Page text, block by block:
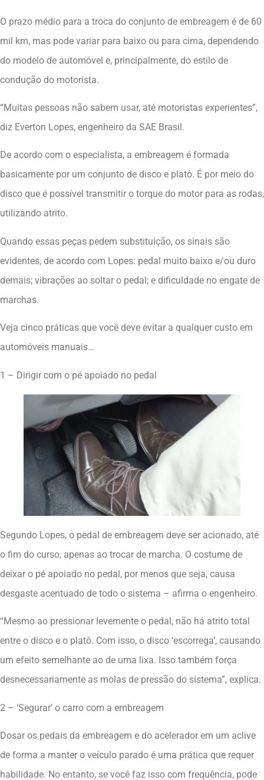
O prazo médio para a troca do conjunto de embreagem é de 60
mil km, mas pode variar para baixo ou para cima, dependendo
do modelo de automóvel e, principalmente, do estilo de
condução do motorista.
“Muitas pessoas não sabem usar, até motoristas experientes”,
diz Everton Lopes, engenheiro da SAE Brasil.
De acordo com o especialista, a embreagem é formada
basicamente por um conjunto de disco e platô. É por meio do
disco que é possível transmitir o torque do motor para as rodas,
utilizando atrito.
Quando essas peças pedem substituição, os sinais são
evidentes, de acordo com Lopes: pedal muito baixo e/ou duro
demais; vibrações ao soltar o pedal; e dificuldade no engate de
marchas.
Veja cinco práticas que você deve evitar a qualquer custo em
automóveis manuais…
1 – Dirigir com o pé apoiado no pedal
Segundo Lopes, o pedal de embreagem deve ser acionado, até
o fim do curso, apenas ao trocar de marcha. O costume de
deixar o pé apoiado no pedal, por menos que seja, causa
desgaste acentuado de todo o sistema – afirma o engenheiro.
“Mesmo ao pressionar levemente o pedal, não há atrito total
entre o disco e o platô. Com isso, o disco ‘escorrega’, causando
um efeito semelhante ao de uma lixa. Isso também força
desnecessariamente as molas de pressão do sistema”, explica.
2 – ‘Segurar’ o carro com a embreagem
Dosar os pedais da embreagem e do acelerador em um aclive
de forma a manter o veículo parado é uma prática que requer
habilidade. No entanto, se você faz isso com frequência, pode